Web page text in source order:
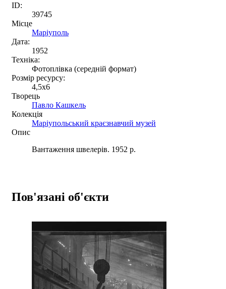
ID:
39745
Місце
Маріуполь
Дата:
1952
Техніка:
Фотоплівка (середній формат)
Розмір ресурсу:
4,5x6
Творець
Павло Кашкель
Колекція
Маріупольський краєзнавчий музей
Опис
Вантаження швелерів. 1952 р.
Пов'язані об'єкти